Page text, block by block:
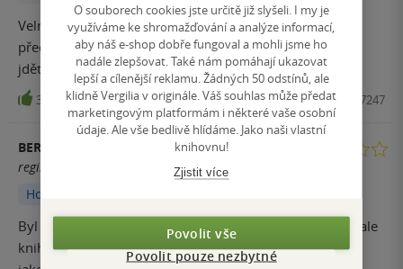
Velmi dojemná a srdcervoucí kniha. Líbí se mi více jak
předchůdce : Oba na konci zemřou. Určitě neváhejte a
jděte do toho.
34 Kniha, CooBoo, 2023, 9788076617247
BERRYNAAA
registrovaný uživatel
Hodnoceno z aplikace
Byl to dobrý jak četla jsem i oba dva na konci zemřou , ale
knihy nejsou moc můj šálek čaje. Čtení ale bylo fajn to
O souborech cookies jste určitě již slyšeli. I my je
využíváme ke shromažďování a analýze informací,
aby náš e-shop dobře fungoval a mohli jsme ho
nadále zlepšovat. Také nám pomáhají ukazovat
lepší a cílenější reklamu. Žádných 50 odstínů, ale
klidně Vergilia v originále. Váš souhlas může předat
marketingovým platformám i některé vaše osobní
údaje. Ale vše bedlivě hlídáme. Jako naši vlastní
knihovnu!
Zjistit více
Povolit vše
Povolit pouze nezbytné